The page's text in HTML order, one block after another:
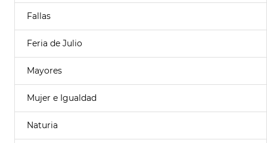
Fallas
Feria de Julio
Mayores
Mujer e Igualdad
Naturia